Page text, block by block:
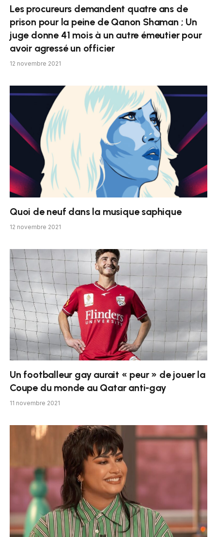
Les procureurs demandent quatre ans de
prison pour la peine de Qanon Shaman ; Un
juge donne 41 mois à un autre émeutier pour
avoir agressé un officier
12 novembre 2021
Quoi de neuf dans la musique saphique
12 novembre 2021
Un footballeur gay aurait « peur » de jouer la
Coupe du monde au Qatar anti-gay
11 novembre 2021